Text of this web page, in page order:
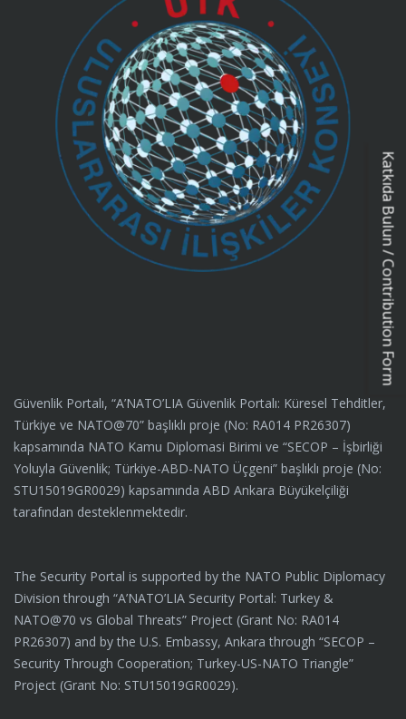
Katkıda Bulun / Contribution Form
Güvenlik Portalı, “A’NATO’LIA Güvenlik Portalı: Küresel Tehditler,
Türkiye ve NATO@70” başlıklı proje (No: RA014 PR26307)
kapsamında NATO Kamu Diplomasi Birimi ve “SECOP – İşbirliği
Yoluyla Güvenlik; Türkiye-ABD-NATO Üçgeni” başlıklı proje (No:
STU15019GR0029) kapsamında ABD Ankara Büyükelçiliği
tarafından desteklenmektedir.
The Security Portal is supported by the NATO Public Diplomacy
Division through “A’NATO’LIA Security Portal: Turkey &
NATO@70 vs Global Threats” Project (Grant No: RA014
PR26307) and by the U.S. Embassy, Ankara through “SECOP –
Security Through Cooperation; Turkey-US-NATO Triangle”
Project (Grant No: STU15019GR0029).